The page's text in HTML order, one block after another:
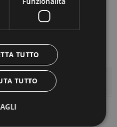
TUTTO
TUTTO